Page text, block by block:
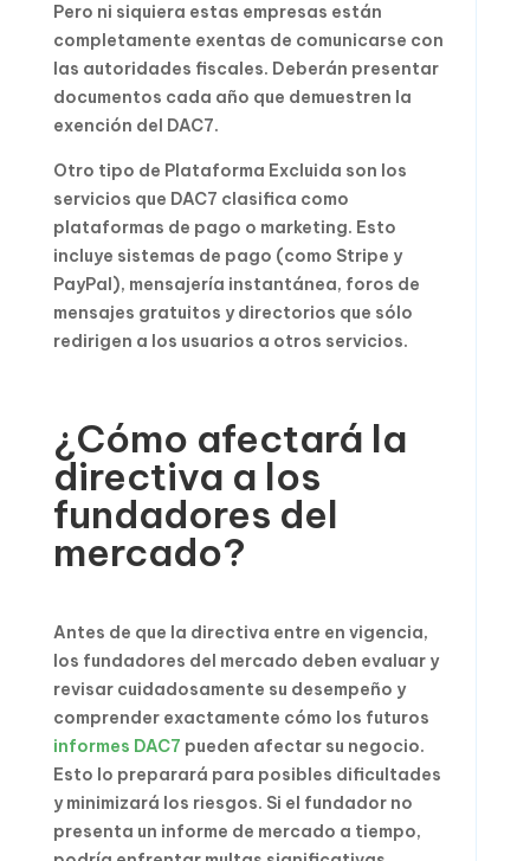
Pero ni siquiera estas empresas están
completamente exentas de comunicarse con
las autoridades fiscales. Deberán presentar
documentos cada año que demuestren la
exención del DAC7.
Otro tipo de Plataforma Excluida son los
servicios que DAC7 clasifica como
plataformas de pago o marketing. Esto
incluye sistemas de pago (como Stripe y
PayPal), mensajería instantánea, foros de
mensajes gratuitos y directorios que sólo
redirigen a los usuarios a otros servicios.
¿Cómo afectará la
directiva a los
fundadores del
mercado?
Antes de que la directiva entre en vigencia,
los fundadores del mercado deben evaluar y
revisar cuidadosamente su desempeño y
comprender exactamente cómo los futuros
informes DAC7 pueden afectar su negocio.
Esto lo preparará para posibles dificultades
y minimizará los riesgos. Si el fundador no
presenta un informe de mercado a tiempo,